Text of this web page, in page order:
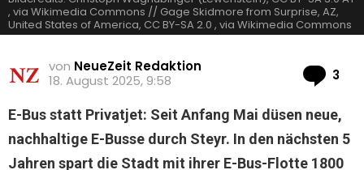
, via Wikimedia Commons // Gage Skidmore from Surprise, AZ,
United States of America, CC BY-SA 2.0 , via Wikimedia Commons
von NeueZeit Redaktion
18. August 2025, 9:58
3
E-Bus statt Privatjet: Seit Anfang Mai düsen neue,
nachhaltige E-Busse durch Steyr. In den nächsten 5
Jahren spart die Stadt mit ihrer E-Bus-Flotte 1800